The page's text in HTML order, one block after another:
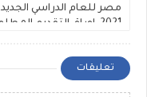
مصر للعام الدراسي الجديد
2021 ,اوراق التقديم المطلوبة
تعليقات